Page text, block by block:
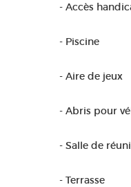
- Accès
- Piscine
- Aire de jeux
- Abris pour
- Salle de
- Terrasse